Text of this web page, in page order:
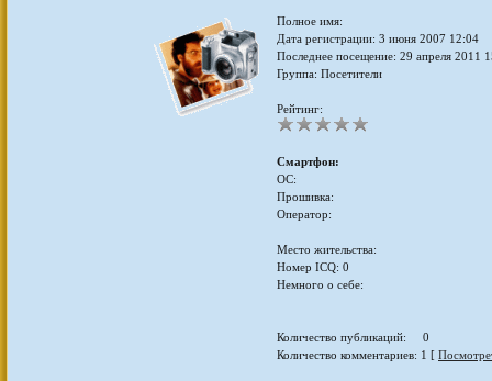
Полное имя:
Дата регистрации: 3 июня 2007 12:04
Последнее посещение: 29 апреля 2011
Группа: Посетители
Рейтинг:
Смартфон:
ОС:
Прошивка:
Оператор:
Место жительства:
Номер ICQ: 0
Немного о себе:
Количество публикаций: 0
Количество комментариев: 1 [